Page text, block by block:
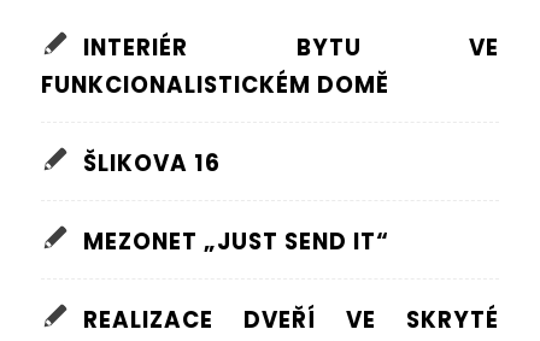
INTERIÉR BYTU VE
FUNKCIONALISTICKÉM DOMĚ
ŠLIKOVA 16
MEZONET „JUST SEND IT“
REALIZACE DVEŘÍ VE SKRYTÉ